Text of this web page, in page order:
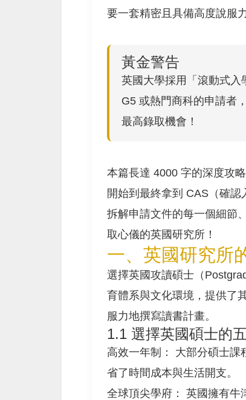
要一套精密且具備高度說服
黃金警告
英國大學採用「滾動式入
G5 或熱門商科的申請者
最高錄取機會！
本篇長達 4000 字的深度攻
開始到最終拿到 CAS（確
拆解申請文件的每一個細節
取心儀的英國研究所！
一、英國研究所
選擇英國攻讀碩士（
育體系與文化環境，提供了
服力地撰寫讀書計畫。
1.1 選擇英國碩士的
高效一年制： 大部分碩士課
省了時間成本與生活開支。
全球頂尖學府： 英國擁有牛